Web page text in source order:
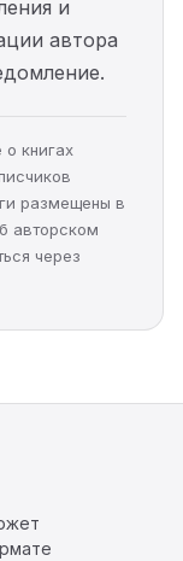
и
автора
книгах
размещены в
авторском
через